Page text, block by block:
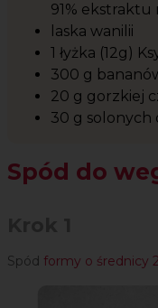
91% ekstraktu
laska wanilii
1 łyżka (12g)
300 g
20 g gorzkiej
30 g solonych
Spód do
Spód formy o średnicy